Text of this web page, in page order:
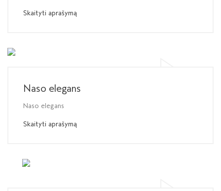
Skaityti aprašymą
Naso elegans
Naso elegans
Skaityti aprašymą